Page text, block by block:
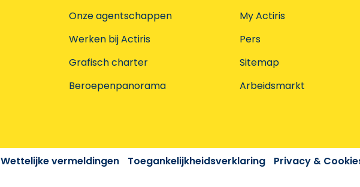
Onze agentschappen
Werken bij Actiris
Grafisch charter
Beroepenpanorama
My Actiris
Pers
Sitemap
Arbeidsmarkt
Wettelijke vermeldingen Toegankelijkheidsverklaring Privacy &